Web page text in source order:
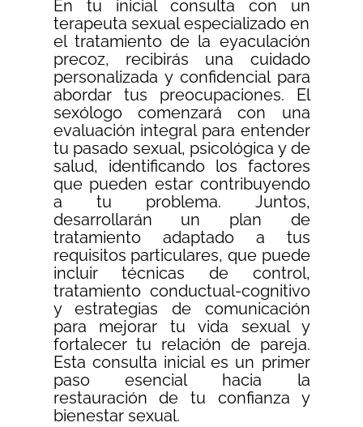
En tu inicial consulta con un
terapeuta sexual especializado en
el tratamiento de la eyaculación
precoz, recibirás una cuidado
personalizada y confidencial para
abordar tus preocupaciones. El
sexólogo comenzará con una
evaluación integral para entender
tu pasado sexual, psicológica y de
salud, identificando los factores
que pueden estar contribuyendo
a tu problema. Juntos,
desarrollarán un plan de
tratamiento adaptado a tus
requisitos particulares, que puede
incluir técnicas de control,
tratamiento conductual-cognitivo
y estrategias de comunicación
para mejorar tu vida sexual y
fortalecer tu relación de pareja.
Esta consulta inicial es un primer
paso esencial hacia la
restauración de tu confianza y
bienestar sexual.